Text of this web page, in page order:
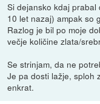
Si dejansko kdaj
10 let nazaj) ampak so
Razlog je bil po moje
večje količine zlata/
Se strinjam, da ne
Je pa dosti lažje, sploh
enkrat.